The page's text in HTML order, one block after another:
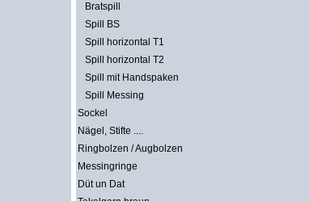
Bratspill
Spill BS
Spill horizontal T1
Spill horizontal T2
Spill mit Handspaken
Spill Messing
Sockel
Nägel, Stifte ....
Ringbolzen / Augbolzen
Messingringe
Düt un Dat